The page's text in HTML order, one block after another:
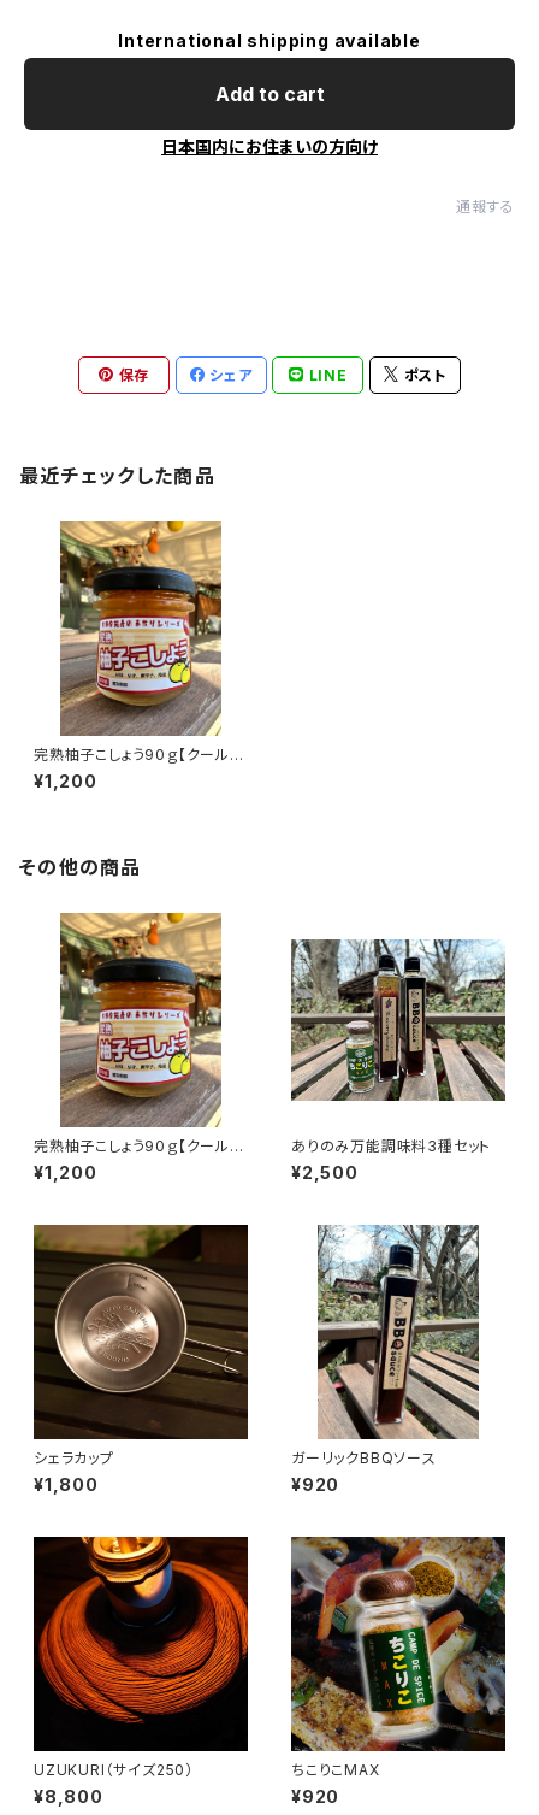
International shipping available
Add to cart
日本国内にお住まいの方向け
通報する
保存 シェア LINE ポスト
最近チェックした商品
完熟柚子こしょう90ｇ【クール便
冷凍】
¥1,200
その他の商品
完熟柚子こしょう90ｇ【クール便
冷凍】
¥1,200
ありのみ万能調味料3種セット
¥2,500
シェラカップ
¥1,800
ガーリックBBQソース
¥920
UZUKURI（サイズ250）
¥8,800
ちこりこMAX
¥920